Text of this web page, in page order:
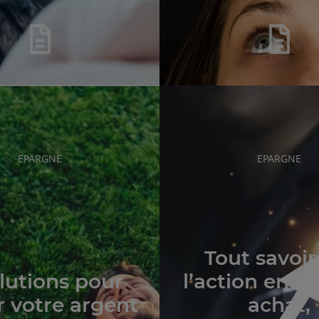
RUBRIQUE
DE
L'ARTICLE
EPARGNE
pour
votre argent
RUBRIQUE
EPARGNE
Tout
l’action en
achat,